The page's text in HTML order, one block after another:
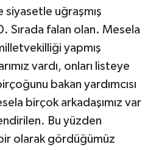
siyasetle uğraşmış
Sırada falan olan. Mesela
yapmış
vardı, onları listeye
bakan yardımcısı
birçok arkadaşımız var
Bu yüzden
olarak gördüğümüz